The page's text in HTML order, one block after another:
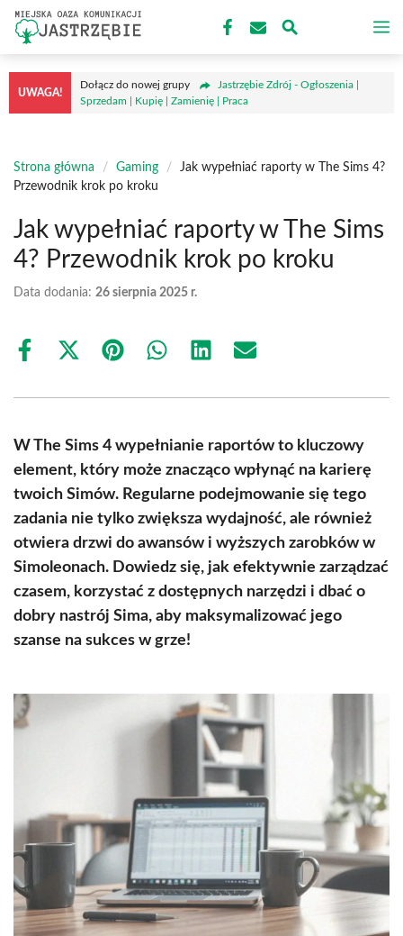
Przejdź
treści
UWAGA!
Dołącz do nowej grupy
Jastrzębie Zdrój - Ogłoszenia |
Sprzedam | Kupię | Zamienię | Praca
Strona główna / Gaming /
Jak wypełniać raporty w The Sims 4?
Przewodnik krok po kroku
Jak wypełniać raporty w The Sims
4? Przewodnik krok po kroku
Data dodania: 26 sierpnia 2025 r.
Share
Share
(Twitter)
Share Share Share Share
W The Sims 4 wypełnianie raportów to kluczowy
element, który może znacząco wpłynąć na karierę
twoich Simów. Regularne podejmowanie się tego
zadania nie tylko zwiększa wydajność, ale również
otwiera drzwi do awansów i wyższych zarobków w
Simoleonach. Dowiedz się, jak efektywnie zarządzać
czasem, korzystać z dostępnych narzędzi i dbać o
dobry nastrój Sima, aby maksymalizować jego
szanse na sukces w grze!